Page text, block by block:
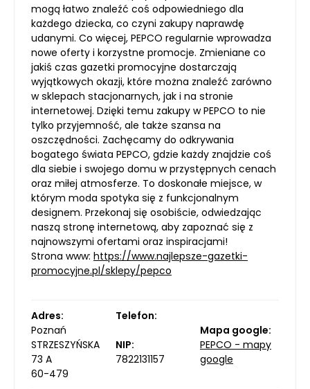
mogą łatwo znaleźć coś odpowiedniego dla
każdego dziecka, co czyni zakupy naprawdę
udanymi. Co więcej, PEPCO regularnie wprowadza
nowe oferty i korzystne promocje. Zmieniane co
jakiś czas gazetki promocyjne dostarczają
wyjątkowych okazji, które można znaleźć zarówno
w sklepach stacjonarnych, jak i na stronie
internetowej. Dzięki temu zakupy w PEPCO to nie
tylko przyjemność, ale także szansa na
oszczędności. Zachęcamy do odkrywania
bogatego świata PEPCO, gdzie każdy znajdzie coś
dla siebie i swojego domu w przystępnych cenach
oraz miłej atmosferze. To doskonałe miejsce, w
którym moda spotyka się z funkcjonalnym
designem. Przekonaj się osobiście, odwiedzając
naszą stronę internetową, aby zapoznać się z
najnowszymi ofertami oraz inspiracjami!
Strona www: https://www.najlepsze-gazetki-
promocyjne.pl/sklepy/pepco
Adres:
Poznań
STRZESZYŃSKA
73 A
60-479
Telefon:
NIP:
7822131157
Mapa google:
PEPCO - mapy
google